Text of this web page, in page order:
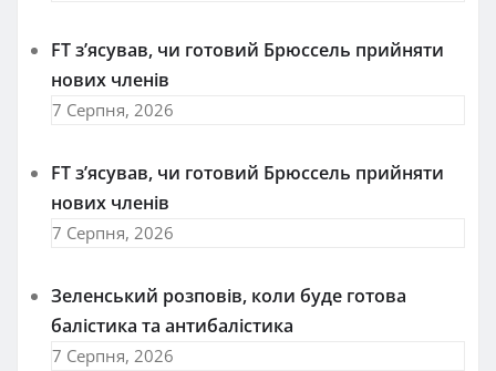
FT зʼясував, чи готовий Брюссель прийняти
нових членів
7 Серпня, 2026
FT зʼясував, чи готовий Брюссель прийняти
нових членів
7 Серпня, 2026
Зеленський розповів, коли буде готова
балістика та антибалістика
7 Серпня, 2026